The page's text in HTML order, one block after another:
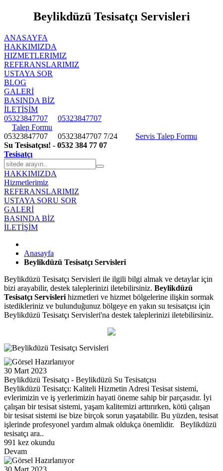
Beylikdüzü Tesisatçı Servisleri
ANASAYFA
HAKKIMIZDA
HIZMETLERIMIZ
REFERANSLARIMIZ
USTAYA SOR
BLOG
GALERİ
BASINDA BİZ
İLETİŞİM
05323847707
05323847707
Talep Formu
05323847707 05323847707 7/24
Servis Talep Formu
Su Tesisatçısı! - 0532 384 77 07
Tesisatçı
HAKKIMIZDA
Hizmetlerimiz
REFERANSLARIMIZ
USTAYA SORU SOR
GALERİ
BASINDA BİZ
İLETİŞİM
Anasayfa
Beylikdüzü Tesisatçı Servisleri
Beylikdüzü Tesisatçı Servisleri ile ilgili bilgi almak ve detaylar için
bizi arayabilir, destek taleplerinizi iletebilirsiniz. Beylikdüzü
Tesisatçı Servisleri hizmetleri ve hizmet bölgelerine ilişkin sormak
istedikleriniz ve bulunduğunuz bölgeye en yakın su tesisatçısı için
Beylikdüzü Tesisatçı Servisleri'na destek taleplerinizi iletebilirsiniz.
30 Mart 2023
Beylikdüzü Tesisatçı - Beylikdüzü Su Tesisatçısı
Beylikdüzü Tesisatçı: Kaliteli Hizmetin Adresi Tesisat sistemi,
evlerimizin ve iş yerlerimizin hayati öneme sahip bir parçasıdır. İyi
çalışan bir tesisat sistemi, yaşam kalitemizi arttırırken, kötü çalışan
bir tesisat sistemi ise bize birçok sorun yaşatabilir. Bu yüzden, tesisat
işlerinde profesyonel yardım almak oldukça önemlidir. Beylikdüzü
tesisatçı ara..
991 kez okundu
Devam
30 Mart 2023